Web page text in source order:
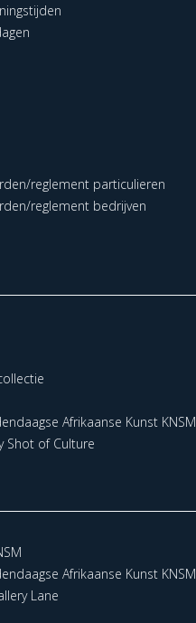
reglement particulieren
reglement bedrijven
Afrikaanse Kunst KNSM
Shot of Culture
Afrikaanse Kunst KNSM
Lane